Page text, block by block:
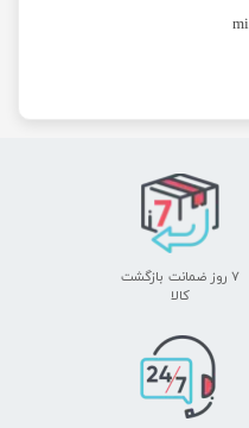
۷ روز ضمانت بازگشت
​​​​​​​کالا